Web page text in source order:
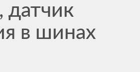
датчик
в шинах